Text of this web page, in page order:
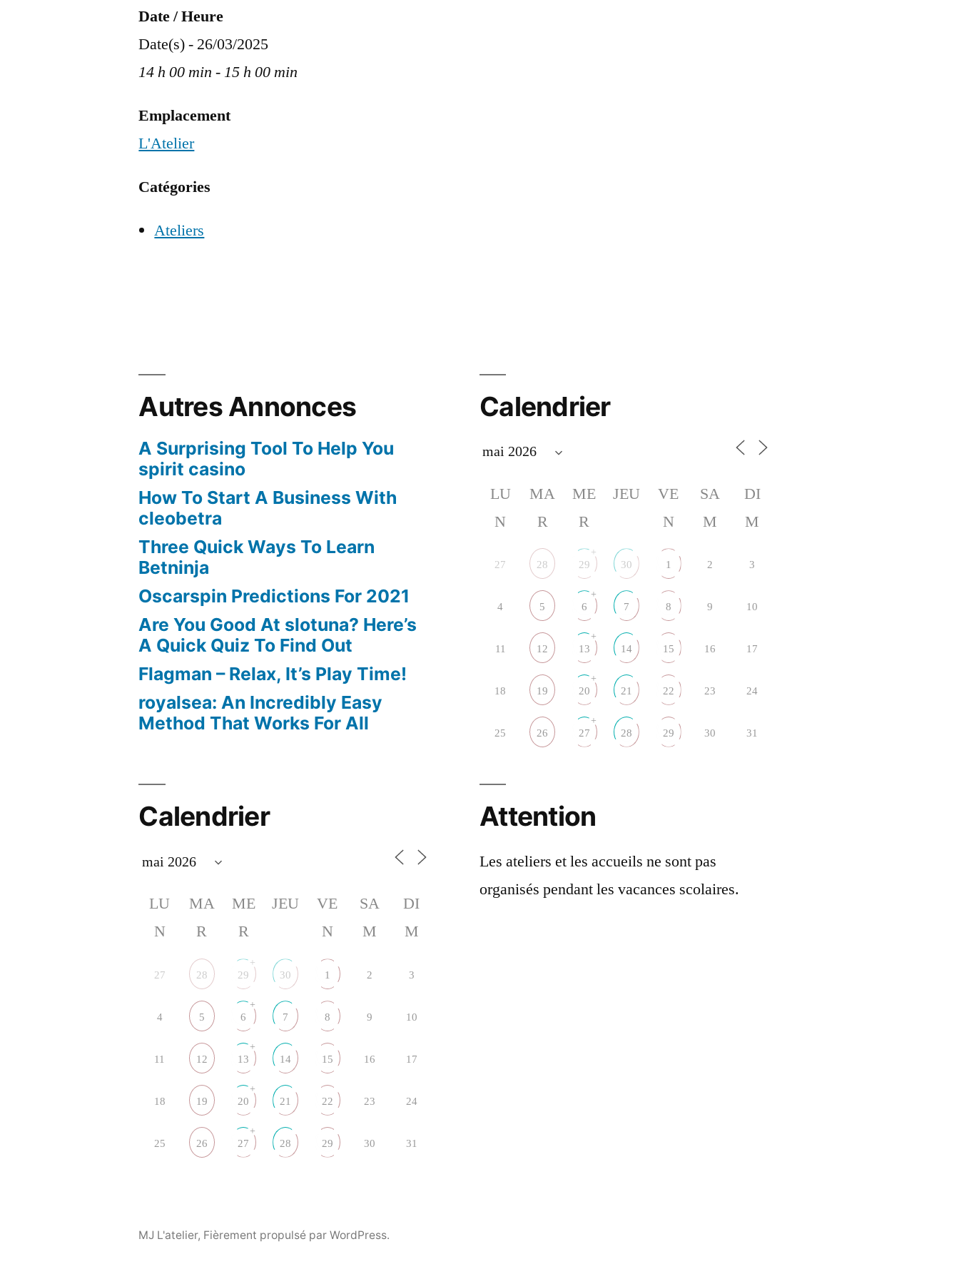
Date / Heure
Date(s) - 26/03/2025
14 h 00 min - 15 h 00 min
Emplacement
L'Atelier
Catégories
Ateliers
Autres Annonces
A Surprising Tool To Help You
spirit casino
How To Start A Business With
cleobetra
Three Quick Ways To Learn
Betninja
Oscarspin Predictions For 2021
Are You Good At slotuna? Here’s
A Quick Quiz To Find Out
Flagman – Relax, It’s Play Time!
royalsea: An Incredibly Easy
Method That Works For All
Calendrier
LU
N
MA
R
ME
R
JEU
VE
N
SA
M
DI
M
27 28 29
+
30 1 2 3
4 5 6
+
7 8 9 10
11 12 13
+
14 15 16 17
18 19 20
+
21 22 23 24
25 26 27
+
28 29 30 31
Calendrier
LU
N
MA
R
ME
R
JEU
VE
N
SA
M
DI
M
27 28 29
+
30 1 2 3
4 5 6
+
7 8 9 10
11 12 13
+
14 15 16 17
18 19 20
+
21 22 23 24
25 26 27
+
28 29 30 31
Attention
Les ateliers et les accueils ne sont pas
organisés pendant les vacances scolaires.
MJ L'atelier, Fièrement propulsé par WordPress.